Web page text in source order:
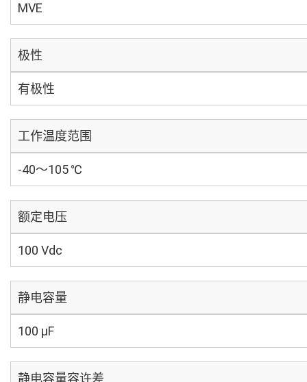
MVE
极性
有极性
工作温度范围
-40～105 ℃
额定电压
100 Vdc
静电容量
100 µF
静电容量容许差